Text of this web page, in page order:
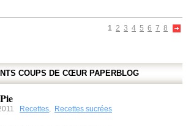
1 2 3 4 5 6 7 8
COUPS DE CŒUR PAPERBLOG
Recettes, Recettes sucrées